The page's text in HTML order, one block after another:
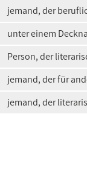
jemand, der
unter einem
Person, der
jemand, der für
jemand, der